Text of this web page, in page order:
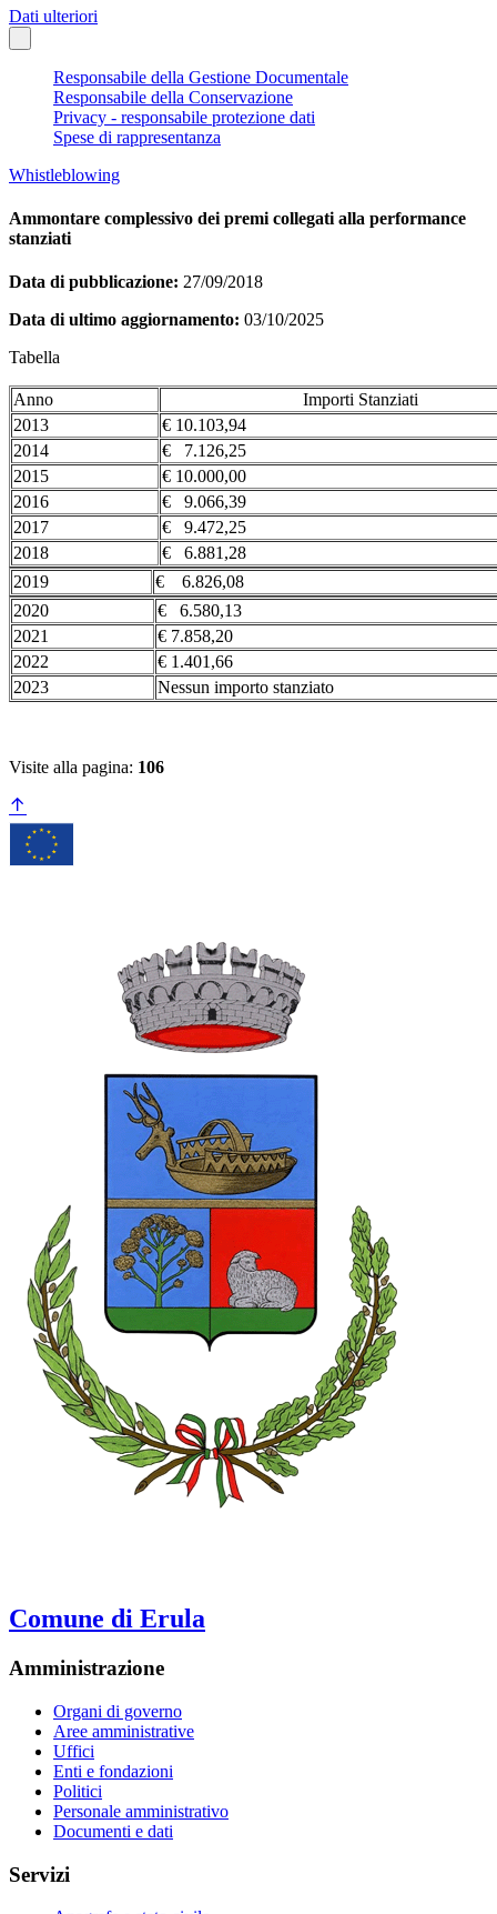
Dati ulteriori
Responsabile della Gestione Documentale
Responsabile della Conservazione
Privacy - responsabile protezione dati
Spese di rappresentanza
Whistleblowing
Ammontare complessivo dei premi collegati alla performance
stanziati
Data di pubblicazione: 27/09/2018
Data di ultimo aggiornamento: 03/10/2025
Tabella
Anno
Importi Stanziati
2013
€ 10.103,94
2014
€ 7.126,25
2015
€ 10.000,00
2016
€ 9.066,39
2017
€ 9.472,25
2018
€ 6.881,28
2019
€ 6.826,08
2020
€ 6.580,13
2021
€ 7.858,20
2022
€ 1.401,66
2023
Nessun importo stanziato
Visite alla pagina: 106
Comune di Erula
Amministrazione
Organi di governo
Aree amministrative
Uffici
Enti e fondazioni
Politici
Personale amministrativo
Documenti e dati
Servizi